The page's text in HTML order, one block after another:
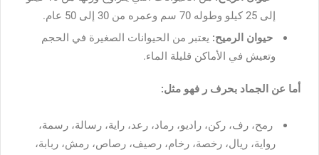
إلى 25 كيلو وطوله 70 سم وعمره من 30 إلى 50 عام.
حيوان الرميح: يعتبر من الحيوانات الصغيرة في الحجم
وتعيش في الأماكن قليلة الماء.
أما عن الجماد بحرف ر فهو مثل:
رمح، رف، ركن، راديو، رماد، رعد، راية، رسالة، رسمة،
رواية، ريال، رخصة، رخام، رصيف، رصاص، رمش، ربابة،